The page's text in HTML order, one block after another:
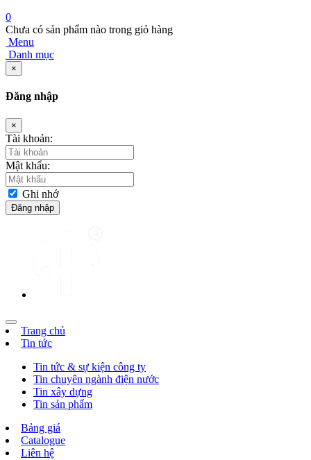
0
Chưa có sản phẩm nào trong giỏ hàng
Menu
Danh mục
×
Đăng nhập
×
Tài khoản:
Mật khẩu:
Ghi nhớ
Trang chủ
Tin tức
Tin tức & sự kiện công ty
Tin chuyên ngành điện nước
Tin xây dựng
Tin sản phẩm
Bảng giá
Catalogue
Liên hệ